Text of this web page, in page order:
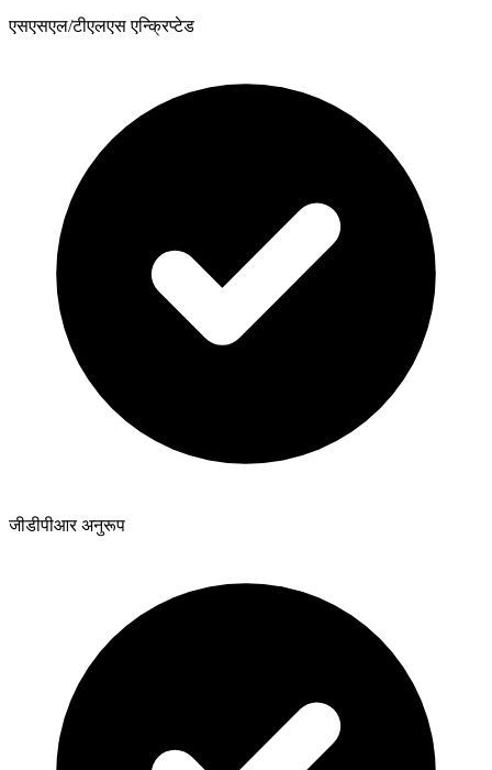
एसएसएल/टीएलएस एन्क्रिप्टेड
जीडीपीआर अनुरूप